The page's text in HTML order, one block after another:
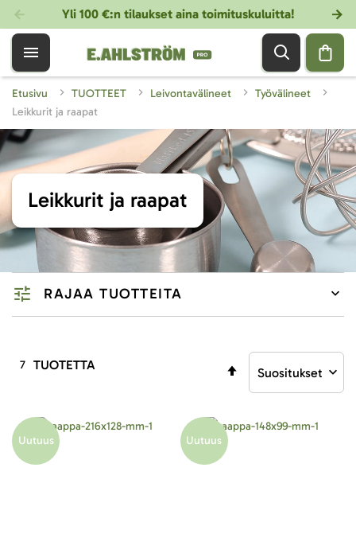
Yli 100 €:n tilaukset aina toimituskuluitta!
Etusivu TUOTTEET Leivontavälineet
Työvälineet
Leikkurit ja raapat
Leikkurit ja raapat
7 TUOTETTA
Aseta
Uutuus Uutuus
RAJAA TUOTTEITA